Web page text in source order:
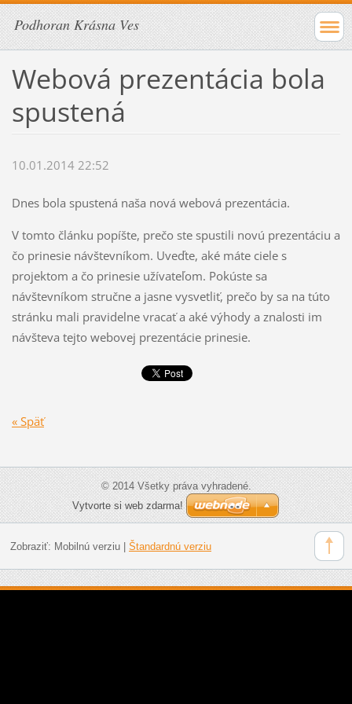
Podhoran Krásna Ves
Webová prezentácia bola
spustená
10.01.2014 22:52
Dnes bola spustená naša nová webová prezentácia.
V tomto článku popíšte, prečo ste spustili novú prezentáciu a
čo prinesie návštevníkom. Uveďte, aké máte ciele s
projektom a čo prinesie užívateľom. Pokúste sa
návštevníkom stručne a jasne vysvetliť, prečo by sa na túto
stránku mali pravidelne vracať a aké výhody a znalosti im
návšteva tejto webovej prezentácie prinesie.
« Späť
© 2014 Všetky práva vyhradené.
Vytvorte si web zdarma!
Zobraziť: Mobilnú verziu| Štandardnú verziu